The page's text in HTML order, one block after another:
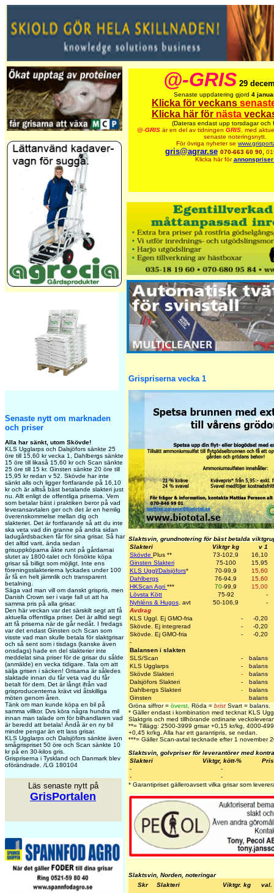
@-GRIS 29
Senaste uppdatering gjord 4
Klicka för veckans
Klicka här för nästa
(Dateras endast upp torsdagar och
@-GRIS är en del av tidningen GRIS, med
senaste noteringsnytt.
För övriga nyheter se
gris@agrar.se 070-663 60 90,
Klicka här för
Senaste nytt om marknaden
och priser
Alla har sänkt, utom Skövde!
KLS Ugglarps och Dalsjöfors sänkte 25
öre till 15,60 kr vecka 1, Dahlbergs sänkte
15 öre till likaså 15,60 kr och Scan sänkte
25 öre till 15 kr. Ginsten sänkte 20 öre till
15,95 kr redan v 52. Skövde har inte
sänkt alls och ligger fortfarande på 16,10
kr och är alltså bäst betalande slakteri just
nu. Allt enligt de offentliga priserna. Vem
som betalar bäst i praktiken beror på vad
leveransavtalen ger och det är en hemlig
överenskommelse mellan dig och
slakteriet. Det är fortfarande så att du inte
ska veta vad din granne på andra sidan
ladugårdsbacken får för sina grisar. Så har
det alltid varit, ända sedan
grisuppköparna åkte runt på gårdarnai
slutet av 1800-talet och försökte köpa
grisar så billigt som möjligt. Inte ens
föreningsslakterierna lyckades under 100
år få en helt jämnlik och transparent
betalning.
Säga vad man vill om danskt grispris, men
Danish Crown ser i varje fall ut att ha
samma pris på alla grisar.
Den här veckan var det särskilt segt att få
aktuella offentliga priser. Det är alltid segt
att få priserna när de går nedåt. I fredags
var det endast Ginsten och Scan som
visste vad man skulle betala för slaktgrisar
och så sent som i tisdags (kanske även
onsdags) hade en del slakterier inte
meddelat sina priser för de grisar du sålde
(anmälde) en vecka tidigare. Tala om att
sälja grisen i säcken! Grisarna är således
slaktade innan du får veta vad du får
betalt för dem. Det är långt ifrån vad
grisproducenterna krävt vid åtskilliga
möten genom åren.
Tänk om man kunde köpa en bil på
samma villkor. Dvs köra några hundra mil
innan man talade om för bilhandlaren vad
är beredd att betala! Ändå är en ny bil
mindre pengar än ett lass grisar.
KLS Ugglarps och Dalsjöfors sänkte även
smågrispriset 50 öre och Scan sänkte 10
kr på en 30-kilos gris.
Grispriserna i Tyskland och Danmark blev
oförändrade. /LG 180104
Läs senaste nytt på
GrisPortalen
Grispriserna vecka 1
Slaktsvin, grundnotering för bäst betalda
Slakteri
Viktgr kg
v 1
Skövde Plus ** 73-102,9
16,10
Ginsten Slakteri
75-100
15,95
KLS Uggl/Dalsjöfors* 70-99,9
15,60
Dahlbergs
76-94,9
15,60
HKScan Agri *** 70-99,9
15,00
Lövsta Kött
75-92
-
Nyhléns & Hugos . avt 50-106,9
-
Avdrag
KLS Uggl. Ej GMO-fria
-
-0,20
Skövde. Ej integrerad
-
-0,20
Skövde. Ej GMO-fria
-
-0,20
-
Balansen i slakten
SLS/Scan
-
balans
KLS Ugglarps
-
balans
Skövde Slakteri
-
balans
Dalsjöfors Slakteri
-
balans
Dahlbergs Slakteri
-
balans
Ginsten
balans
Gröna siffror = överst Röda = brist Svart = balans
* Gäller endast i kombination med tecknat KLS
Slaktgris och med tillhörande ordinarie
**= Tillägg: 2500-3999 grisar +0,15 kr/kg, 4000-
+0,45 kr/kg. Alla har ett garantipris, se nedan.
***= Gäller Scan-avtal tecknade efter 1 november
Slaktsvin, golvpriser för leverantörer med
Slakteri
Viktgr, kött-%
Pris
-
-
-
-
* Garantipriset gälleroavsett vilka grisar som
Slaktsvin, Norden, noteringar
Skr
Slakteri Viktgr. kg
val.